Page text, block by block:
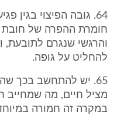
64. גובה הפיצוי בגין
חומרת ההפרה של חובת
והרגשי שנגרם לתובעת,
להחליט על גופה.
65. יש להתחשב בכך
מציל חיים, מה שמחייב
במקרה זה חמורה